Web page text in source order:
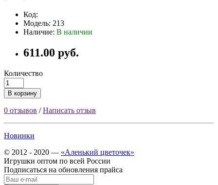
Код:
Модель: 213
Наличие: В наличии
611.00 руб.
Количество
В корзину
0 отзывов /Написать отзыв
Новинки
© 2012 - 2020 — «Аленький цветочек»
Игрушки оптом по всей России
Подписаться на обновления прайса